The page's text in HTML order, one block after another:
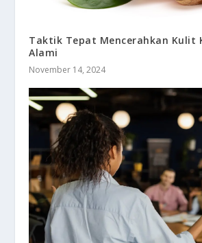
Taktik Tepat Mencerahkan Kulit
Alami
November 14, 2024